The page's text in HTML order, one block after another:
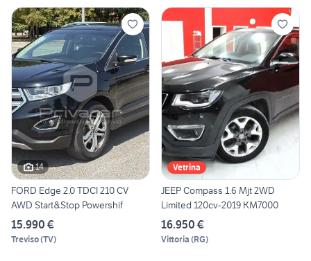
14
FORD Edge 2.0 TDCI 210 CV
AWD Start&Stop Powershif
15.990 €
Treviso(TV)
Vetrina
JEEP Compass 1.6 Mjt 2WD
Limited 120cv-2019 KM7000
16.950 €
Vittoria (RG)